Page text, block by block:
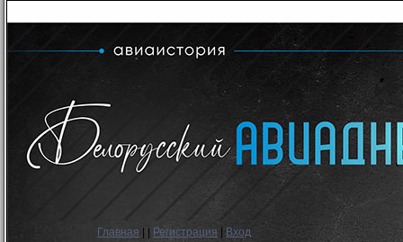
Главная Регистрация
Вход